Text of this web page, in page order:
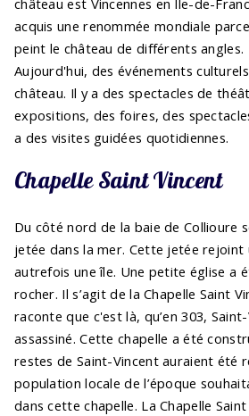
acquis une renommée mondiale
peint le château de différents angles.
Aujourd'hui, des événements
château. Il y a des spectacles de
expositions, des foires, des
a des visites guidées quotidiennes.
Chapelle Saint Vincent
Du côté nord de la baie de Collioure
jetée dans la mer. Cette jetée
autrefois une île. Une petite église a
rocher. Il s’agit de la Chapelle Saint
raconte que c'est là, qu’en 303,
assassiné. Cette chapelle a été
restes de Saint-Vincent auraient été
population locale de l’époque
dans cette chapelle. La Chapelle